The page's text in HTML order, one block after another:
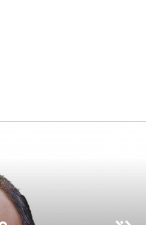
Uncategorized
August 7, 2026